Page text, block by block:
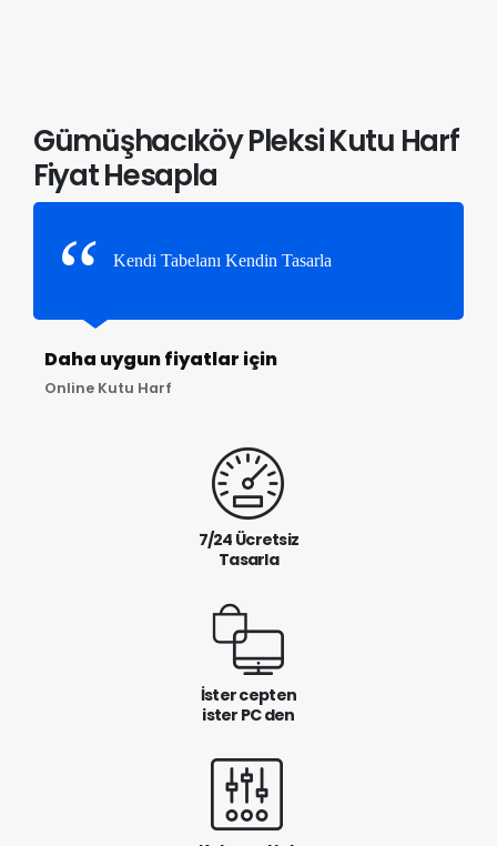
Gümüşhacıköy Pleksi Kutu Harf
Fiyat Hesapla
Kendi Tabelanı Kendin Tasarla
Daha uygun fiyatlar için
Online Kutu Harf
7/24 Ücretsiz
Tasarla
İster cepten
ister PC den